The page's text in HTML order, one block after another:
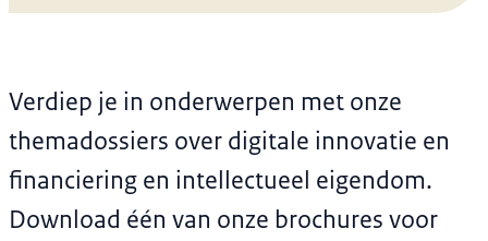
Verdiep je in onderwerpen met onze
themadossiers over digitale innovatie en
financiering en intellectueel eigendom.
Download één van onze brochures voor